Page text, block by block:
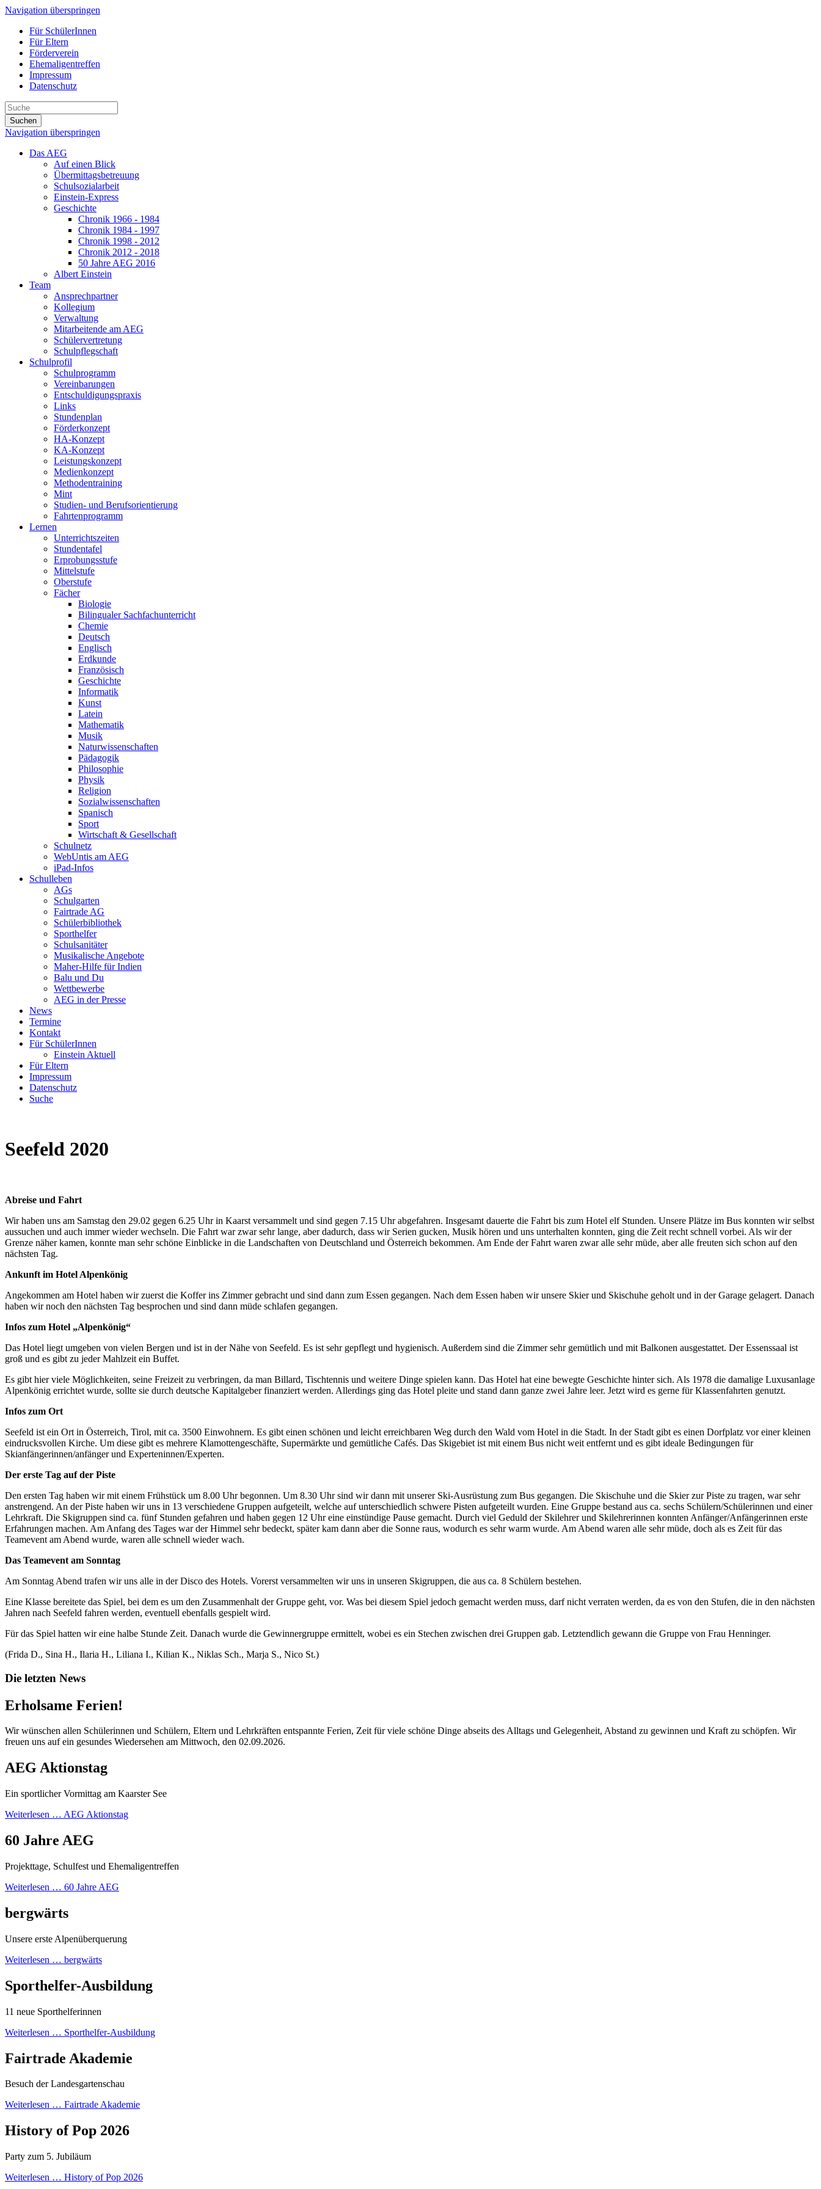
Navigation überspringen
Für SchülerInnen
Für Eltern
Förderverein
Ehemaligentreffen
Impressum
Datenschutz
Suchen
Navigation überspringen
Das AEG
Auf einen Blick
Übermittagsbetreuung
Schulsozialarbeit
Einstein-Express
Geschichte
Chronik 1966 - 1984
Chronik 1984 - 1997
Chronik 1998 - 2012
Chronik 2012 - 2018
50 Jahre AEG 2016
Albert Einstein
Team
Ansprechpartner
Kollegium
Verwaltung
Mitarbeitende am AEG
Schülervertretung
Schulpflegschaft
Schulprofil
Schulprogramm
Vereinbarungen
Entschuldigungspraxis
Links
Stundenplan
Förderkonzept
HA-Konzept
KA-Konzept
Leistungskonzept
Medienkonzept
Methodentraining
Mint
Studien- und Berufsorientierung
Fahrtenprogramm
Lernen
Unterrichtszeiten
Stundentafel
Erprobungsstufe
Mittelstufe
Oberstufe
Fächer
Biologie
Bilingualer Sachfachunterricht
Chemie
Deutsch
Englisch
Erdkunde
Französisch
Geschichte
Informatik
Kunst
Latein
Mathematik
Musik
Naturwissenschaften
Pädagogik
Philosophie
Physik
Religion
Sozialwissenschaften
Spanisch
Sport
Wirtschaft & Gesellschaft
Schulnetz
WebUntis am AEG
iPad-Infos
Schulleben
AGs
Schulgarten
Fairtrade AG
Schülerbibliothek
Sporthelfer
Schulsanitäter
Musikalische Angebote
Maher-Hilfe für Indien
Balu und Du
Wettbewerbe
AEG in der Presse
News
Termine
Kontakt
Für SchülerInnen
Einstein Aktuell
Für Eltern
Impressum
Datenschutz
Suche
Seefeld 2020
Abreise und Fahrt
Wir haben uns am Samstag den 29.02 gegen 6.25 Uhr in Kaarst versammelt und sind gegen 7.15 Uhr abgefahren. Insgesamt dauerte die Fahrt bis zum Hotel elf Stunden. Unsere Plätze im Bus konnten wir selbst
aussuchen und auch immer wieder wechseln. Die Fahrt war zwar sehr lange, aber dadurch, dass wir Serien gucken, Musik hören und uns unterhalten konnten, ging die Zeit recht schnell vorbei. Als wir der
Grenze näher kamen, konnte man sehr schöne Einblicke in die Landschaften von Deutschland und Österreich bekommen. Am Ende der Fahrt waren zwar alle sehr müde, aber alle freuten sich schon auf den
nächsten Tag.
Ankunft im Hotel Alpenkönig
Angekommen am Hotel haben wir zuerst die Koffer ins Zimmer gebracht und sind dann zum Essen gegangen. Nach dem Essen haben wir unsere Skier und Skischuhe geholt und in der Garage gelagert. Danach
haben wir noch den nächsten Tag besprochen und sind dann müde schlafen gegangen.
Infos zum Hotel „Alpenkönig“
Das Hotel liegt umgeben von vielen Bergen und ist in der Nähe von Seefeld. Es ist sehr gepflegt und hygienisch. Außerdem sind die Zimmer sehr gemütlich und mit Balkonen ausgestattet. Der Essenssaal ist
groß und es gibt zu jeder Mahlzeit ein Buffet.
Es gibt hier viele Möglichkeiten, seine Freizeit zu verbringen, da man Billard, Tischtennis und weitere Dinge spielen kann. Das Hotel hat eine bewegte Geschichte hinter sich. Als 1978 die damalige Luxusanlage
Alpenkönig errichtet wurde, sollte sie durch deutsche Kapitalgeber finanziert werden. Allerdings ging das Hotel pleite und stand dann ganze zwei Jahre leer. Jetzt wird es gerne für Klassenfahrten genutzt.
Infos zum Ort
Seefeld ist ein Ort in Österreich, Tirol, mit ca. 3500 Einwohnern. Es gibt einen schönen und leicht erreichbaren Weg durch den Wald vom Hotel in die Stadt. In der Stadt gibt es einen Dorfplatz vor einer kleinen
eindrucksvollen Kirche. Um diese gibt es mehrere Klamottengeschäfte, Supermärkte und gemütliche Cafés. Das Skigebiet ist mit einem Bus nicht weit entfernt und es gibt ideale Bedingungen für
Skianfängerinnen/anfänger und Experteninnen/Experten.
Der erste Tag auf der Piste
Den ersten Tag haben wir mit einem Frühstück um 8.00 Uhr begonnen. Um 8.30 Uhr sind wir dann mit unserer Ski-Ausrüstung zum Bus gegangen. Die Skischuhe und die Skier zur Piste zu tragen, war sehr
anstrengend. An der Piste haben wir uns in 13 verschiedene Gruppen aufgeteilt, welche auf unterschiedlich schwere Pisten aufgeteilt wurden. Eine Gruppe bestand aus ca. sechs Schülern/Schülerinnen und einer
Lehrkraft. Die Skigruppen sind ca. fünf Stunden gefahren und haben gegen 12 Uhr eine einstündige Pause gemacht. Durch viel Geduld der Skilehrer und Skilehrerinnen konnten Anfänger/Anfängerinnen erste
Erfahrungen machen. Am Anfang des Tages war der Himmel sehr bedeckt, später kam dann aber die Sonne raus, wodurch es sehr warm wurde. Am Abend waren alle sehr müde, doch als es Zeit für das
Teamevent am Abend wurde, waren alle schnell wieder wach.
Das Teamevent am Sonntag
Am Sonntag Abend trafen wir uns alle in der Disco des Hotels. Vorerst versammelten wir uns in unseren Skigruppen, die aus ca. 8 Schülern bestehen.
Eine Klasse bereitete das Spiel, bei dem es um den Zusammenhalt der Gruppe geht, vor. Was bei diesem Spiel jedoch gemacht werden muss, darf nicht verraten werden, da es von den Stufen, die in den nächsten
Jahren nach Seefeld fahren werden, eventuell ebenfalls gespielt wird.
Für das Spiel hatten wir eine halbe Stunde Zeit. Danach wurde die Gewinnergruppe ermittelt, wobei es ein Stechen zwischen drei Gruppen gab. Letztendlich gewann die Gruppe von Frau Henninger.
(Frida D., Sina H., Ilaria H., Liliana I., Kilian K., Niklas Sch., Marja S., Nico St.)
Die letzten News
Erholsame Ferien!
Wir wünschen allen Schülerinnen und Schülern, Eltern und Lehrkräften entspannte Ferien, Zeit für viele schöne Dinge abseits des Alltags und Gelegenheit, Abstand zu gewinnen und Kraft zu schöpfen. Wir
freuen uns auf ein gesundes Wiedersehen am Mittwoch, den 02.09.2026.
AEG Aktionstag
Ein sportlicher Vormittag am Kaarster See
Weiterlesen … AEG Aktionstag
60 Jahre AEG
Projekttage, Schulfest und Ehemaligentreffen
Weiterlesen … 60 Jahre AEG
bergwärts
Unsere erste Alpenüberquerung
Weiterlesen … bergwärts
Sporthelfer-Ausbildung
11 neue Sporthelferinnen
Weiterlesen … Sporthelfer-Ausbildung
Fairtrade Akademie
Besuch der Landesgartenschau
Weiterlesen … Fairtrade Akademie
History of Pop 2026
Party zum 5. Jubiläum
Weiterlesen … History of Pop 2026